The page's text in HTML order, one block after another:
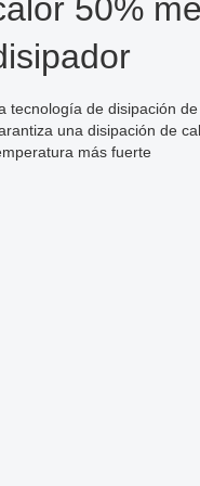
50%
tecnología de disipación
una disipación de
más fuerte